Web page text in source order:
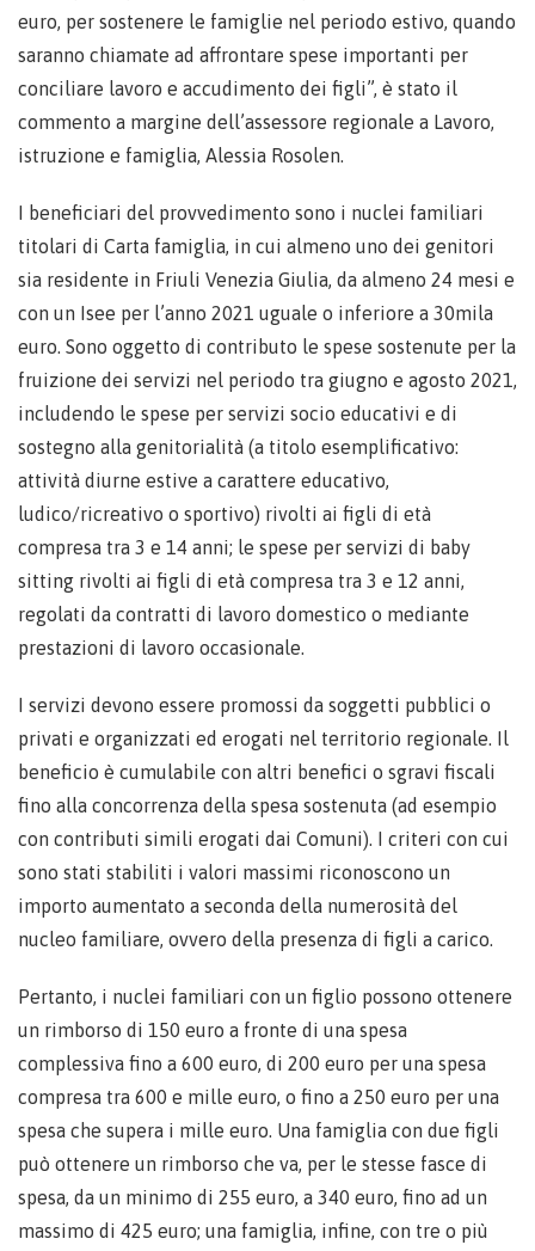
euro, per sostenere le famiglie nel periodo estivo, quando
saranno chiamate ad affrontare spese importanti per
conciliare lavoro e accudimento dei figli”, è stato il
commento a margine dell’assessore regionale a Lavoro,
istruzione e famiglia, Alessia Rosolen.
I beneficiari del provvedimento sono i nuclei familiari
titolari di Carta famiglia, in cui almeno uno dei genitori
sia residente in Friuli Venezia Giulia, da almeno 24 mesi e
con un Isee per l’anno 2021 uguale o inferiore a 30mila
euro. Sono oggetto di contributo le spese sostenute per la
fruizione dei servizi nel periodo tra giugno e agosto 2021,
includendo le spese per servizi socio educativi e di
sostegno alla genitorialità (a titolo esemplificativo:
attività diurne estive a carattere educativo,
ludico/ricreativo o sportivo) rivolti ai figli di età
compresa tra 3 e 14 anni; le spese per servizi di baby
sitting rivolti ai figli di età compresa tra 3 e 12 anni,
regolati da contratti di lavoro domestico o mediante
prestazioni di lavoro occasionale.
I servizi devono essere promossi da soggetti pubblici o
privati e organizzati ed erogati nel territorio regionale. Il
beneficio è cumulabile con altri benefici o sgravi fiscali
fino alla concorrenza della spesa sostenuta (ad esempio
con contributi simili erogati dai Comuni). I criteri con cui
sono stati stabiliti i valori massimi riconoscono un
importo aumentato a seconda della numerosità del
nucleo familiare, ovvero della presenza di figli a carico.
Pertanto, i nuclei familiari con un figlio possono ottenere
un rimborso di 150 euro a fronte di una spesa
complessiva fino a 600 euro, di 200 euro per una spesa
compresa tra 600 e mille euro, o fino a 250 euro per una
spesa che supera i mille euro. Una famiglia con due figli
può ottenere un rimborso che va, per le stesse fasce di
spesa, da un minimo di 255 euro, a 340 euro, fino ad un
massimo di 425 euro; una famiglia, infine, con tre o più